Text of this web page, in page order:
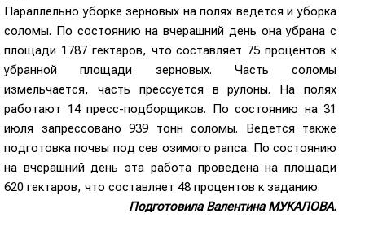
Параллельно уборке зерновых на полях ведется и уборка
соломы. По состоянию на вчерашний день она убрана с
площади 1787 гектаров, что составляет 75 процентов к
убранной площади зерновых. Часть соломы
измельчается, часть прессуется в рулоны. На полях
работают 14 пресс-подборщиков. По состоянию на 31
июля запрессовано 939 тонн соломы. Ведется также
подготовка почвы под сев озимого рапса. По состоянию
на вчерашний день эта работа проведена на площади
620 гектаров, что составляет 48 процентов к заданию.
Подготовила Валентина МУКАЛОВА.